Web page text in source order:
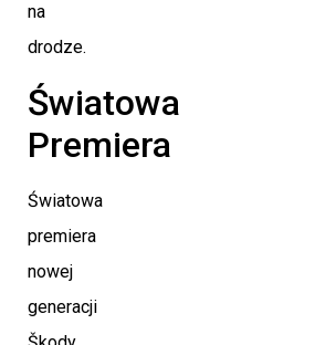
na
drodze.
Światowa
Premiera
Światowa
premiera
nowej
generacji